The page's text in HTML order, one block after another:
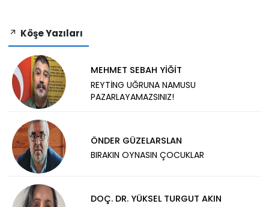
Köşe Yazıları
MEHMET SEBAH YİĞİT
REYTİNG UĞRUNA NAMUSU
PAZARLAYAMAZSINIZ!
ÖNDER GÜZELARSLAN
BIRAKIN OYNASIN ÇOCUKLAR
DOÇ. DR. YÜKSEL TURGUT AKIN